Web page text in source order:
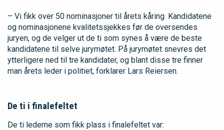
– Vi fikk over 50 nominasjoner til årets kåring. Kandidatene
og nominasjonene kvalitetssjekkes før de oversendes
juryen, og de velger ut de ti som synes å være de beste
kandidatene til selve jurymøtet. På jurymøtet snevres det
ytterligere ned til tre kandidater, og blant disse tre finner
man årets leder i politiet, forklarer Lars Reiersen.
De ti i finalefeltet
De ti lederne som fikk plass i finalefeltet var: